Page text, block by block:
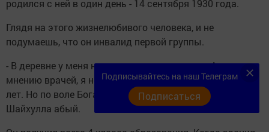
родился с ней в один день - 14 сентября 1930 года.
Глядя на этого жизнелюбивого человека, и не
подумаешь, что он инвалид первой группы.
- В деревне у меня не осталось сверстников. А ведь, по
мнению врачей, я не должен был прожить более 45-50
лет. Но по воле Бога здравствую и ныне, - отметил
Шайхулла абый.
Подписывайтесь на наш Телеграм
Подписаться